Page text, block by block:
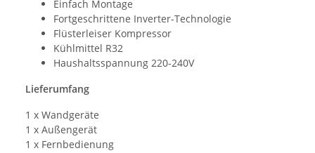
Einfach Montage
Fortgeschrittene Inverter-Technologie
Flüsterleiser Kompressor
Kühlmittel R32
Haushaltsspannung 220-240V
Lieferumfang
1 x Wandgeräte
1 x Außengerät
1 x Fernbedienung